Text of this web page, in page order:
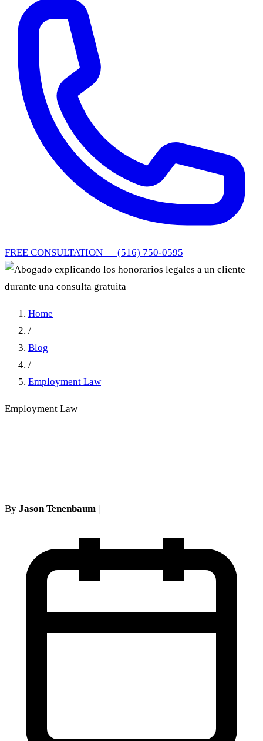
FREE CONSULTATION — (516) 750-0595
Home
/
Blog
/
Employment Law
Employment Law
By Jason Tenenbaum